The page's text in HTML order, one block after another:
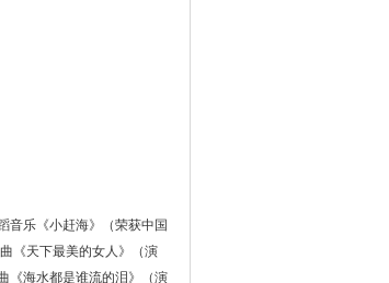
音乐《小赶海》（荣获中国
《天下最美的女人》（演
《海水都是谁流的泪》（演